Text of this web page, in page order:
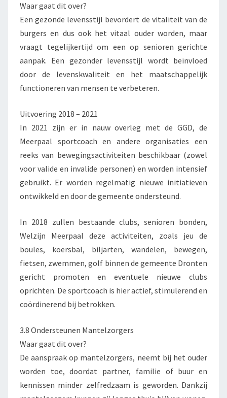
Waar gaat dit over?
Een gezonde levensstijl bevordert de vitaliteit van de
burgers en dus ook het vitaal ouder worden, maar
vraagt tegelijkertijd om een op senioren gerichte
aanpak. Een gezonder levensstijl wordt beïnvloed
door de levenskwaliteit en het maatschappelijk
functioneren van mensen te verbeteren.
Uitvoering 2018 – 2021
In 2021 zijn er in nauw overleg met de GGD, de
Meerpaal sportcoach en andere organisaties een
reeks van bewegingsactiviteiten beschikbaar (zowel
voor valide en invalide personen) en worden intensief
gebruikt. Er worden regelmatig nieuwe initiatieven
ontwikkeld en door de gemeente ondersteund.
In 2018 zullen bestaande clubs, senioren bonden,
Welzijn Meerpaal deze activiteiten, zoals jeu de
boules, koersbal, biljarten, wandelen, bewegen,
fietsen, zwemmen, golf binnen de gemeente Dronten
gericht promoten en eventuele nieuwe clubs
oprichten. De sportcoach is hier actief, stimulerend en
coördinerend bij betrokken.
3.8 Ondersteunen Mantelzorgers
Waar gaat dit over?
De aanspraak op mantelzorgers, neemt bij het ouder
worden toe, doordat partner, familie of buur en
kennissen minder zelfredzaam is geworden. Dankzij